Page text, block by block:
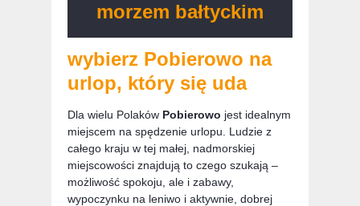
morzem bałtyckim
wybierz Pobierowo na
urlop, który się uda
Dla wielu Polaków Pobierowo jest idealnym
miejscem na spędzenie urlopu. Ludzie z
całego kraju w tej małej, nadmorskiej
miejscowości znajdują to czego szukają –
możliwość spokoju, ale i zabawy,
wypoczynku na leniwo i aktywnie, dobrej